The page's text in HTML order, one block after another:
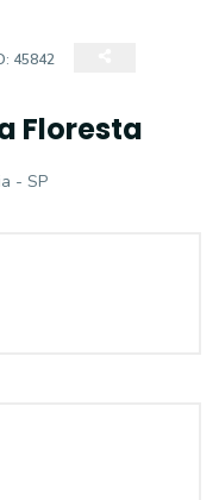
45842
Floresta
- SP